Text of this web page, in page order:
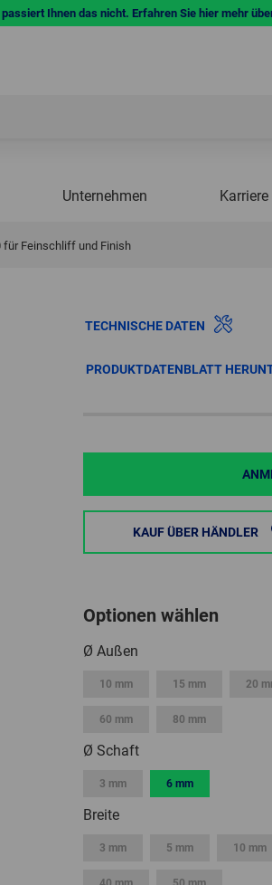
Ihnen das nicht. Erfahren Sie hier mehr
Unternehmen Karriere
für Feinschliff und Finish
TECHNISCHE DATEN
PRODUKTDATENBLATT
KAUF ÜBER HÄNDLER
Optionen wählen
Ø Außen
10 mm 15 mm 20
60 mm 80 mm
Ø Schaft
3 mm 6 mm
Breite
3 mm 5 mm 10 mm